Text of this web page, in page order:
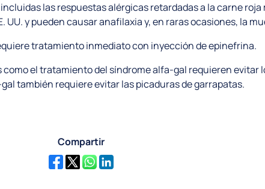
las respuestas alérgicas retardadas a la carne roja
UU. y pueden causar anafilaxia y, en raras ocasiones, la
tratamiento inmediato con inyección de epinefrina.
el tratamiento del síndrome alfa-gal requieren evitar
también requiere evitar las picaduras de garrapatas.
Compartir